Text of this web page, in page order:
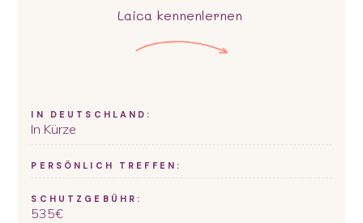
Laica kennenlernen
IN DEUTSCHLAND:
In Kürze
PERSÖNLICH TREFFEN:
SCHUTZGEBÜHR:
535€